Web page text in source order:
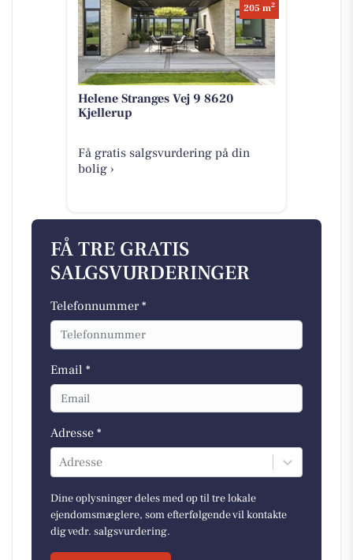
205 m2
Helene Stranges Vej 9 8620
Kjellerup
Få gratis salgsvurdering på din
bolig ›
FÅ TRE GRATIS
SALGSVURDERINGER
Telefonnummer *
Email *
Adresse *
Adresse
Dine oplysninger deles med op til tre lokale
ejendomsmæglere, som efterfølgende vil kontakte
dig vedr. salgsvurdering.